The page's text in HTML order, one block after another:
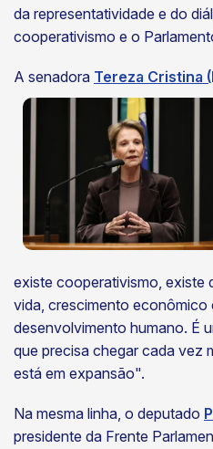
da representatividade e do
cooperativismo e o
A senadora Tereza Cristina
existe cooperativismo, existe
vida, crescimento econômico
desenvolvimento humano. É
que precisa chegar cada vez
está em expansão".
Na mesma linha, o deputado
presidente da Frente